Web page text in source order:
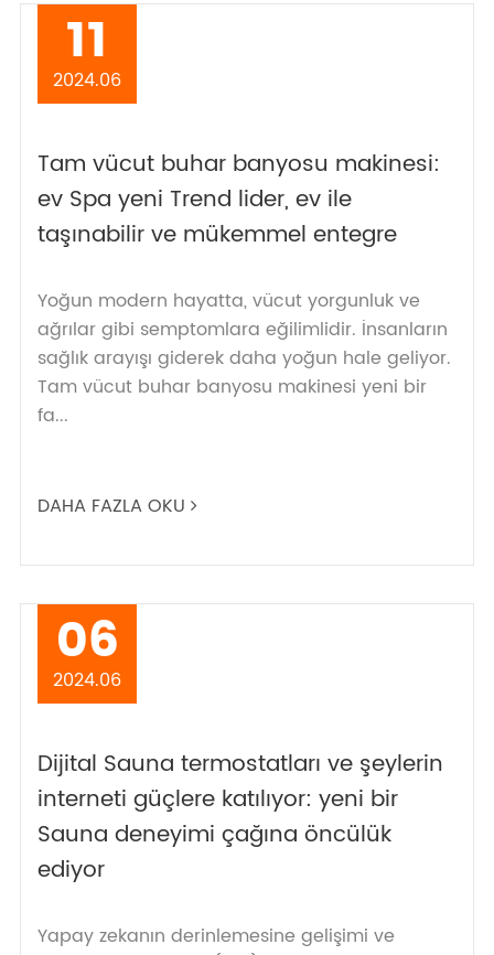
11
2024.06
Tam vücut buhar banyosu makinesi:
ev Spa yeni Trend lider, ev ile
taşınabilir ve mükemmel entegre
Yoğun modern hayatta, vücut yorgunluk ve
ağrılar gibi semptomlara eğilimlidir. İnsanların
sağlık arayışı giderek daha yoğun hale geliyor.
Tam vücut buhar banyosu makinesi yeni bir
fa...
DAHA FAZLA OKU
06
2024.06
Dijital Sauna termostatları ve şeylerin
interneti güçlere katılıyor: yeni bir
Sauna deneyimi çağına öncülük
ediyor
Yapay zekanın derinlemesine gelişimi ve